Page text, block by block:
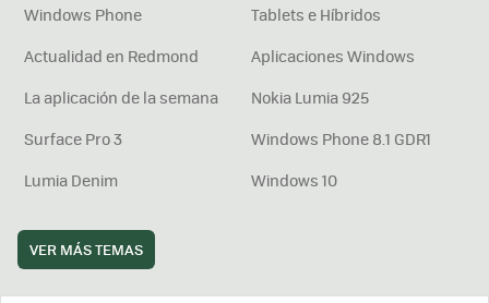
Windows Phone
Tablets e Híbridos
Actualidad en Redmond
Aplicaciones Windows
La aplicación de la semana
Nokia Lumia 925
Surface Pro 3
Windows Phone 8.1 GDR1
Lumia Denim
Windows 10
VER MÁS TEMAS